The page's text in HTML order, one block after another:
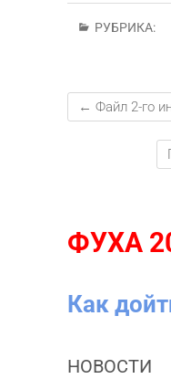
РУБРИКА:
← Файл 2-го
ФУХА
Как
НОВОСТИ